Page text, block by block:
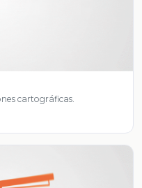
cartográficas.